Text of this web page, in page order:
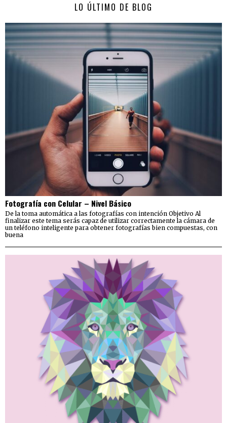
LO ÚLTIMO DE BLOG
Fotografía con Celular – Nivel Básico
De la toma automática a las fotografías con intención Objetivo Al
finalizar este tema serás capaz de utilizar correctamente la cámara de
un teléfono inteligente para obtener fotografías bien compuestas, con
buena